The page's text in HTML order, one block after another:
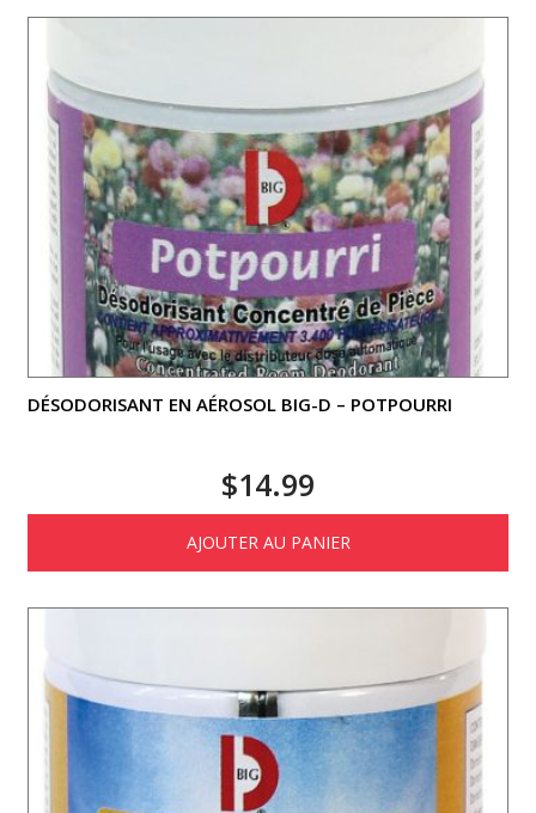
DÉSODORISANT EN AÉROSOL BIG-D – POTPOURRI
$14.99
AJOUTER AU PANIER